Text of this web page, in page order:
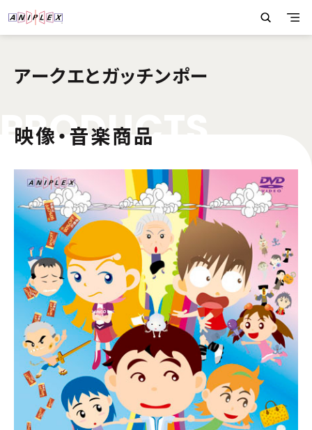
アークエとガッチンポー
PRODUC
映像・音楽商品